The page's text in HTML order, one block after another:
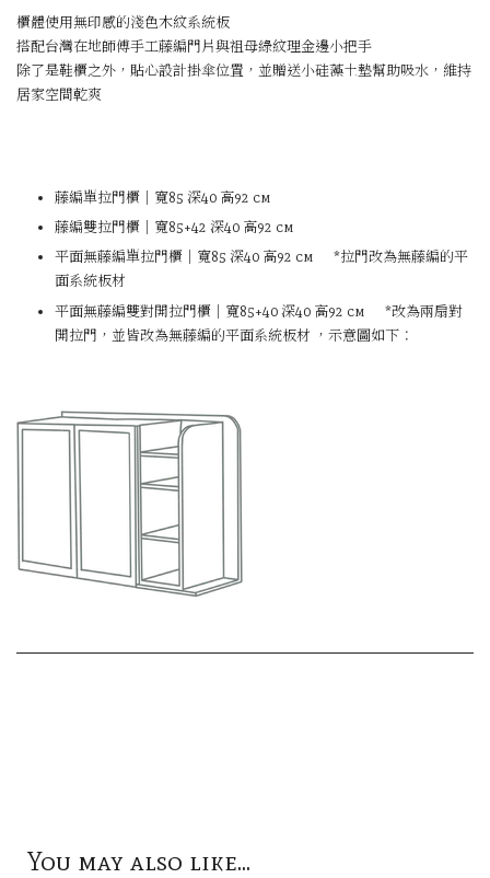
櫃體使用無印感的淺色木紋系統板
搭配台灣在地師傅手工藤編門片與祖母綠紋理金邊小把手
除了是鞋櫃之外，貼心設計掛傘位置，並贈送小硅藻土墊幫助吸水，維持
居家空間乾爽
藤編單拉門櫃｜寬85 深40 高92 cm
藤編雙拉門櫃｜寬85+42 深40 高92 cm
平面無藤編單拉門櫃｜寬85 深40 高92 cm
*拉門改為無藤編的平
面系統板材
平面無藤編雙對開拉門櫃｜寬85+40 深40 高92 cm
*改為兩扇對
開拉門，並皆改為無藤編的平面系統板材 ，示意圖如下：
You may also like...